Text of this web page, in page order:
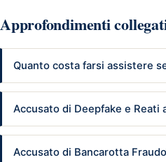
Approfondimenti
Quanto costa farsi assistere
Accusato di Deepfake e Reati
Accusato di Bancarotta